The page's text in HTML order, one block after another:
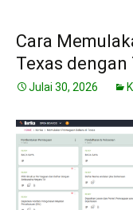
Cara
Texas
Julai 30, 2026